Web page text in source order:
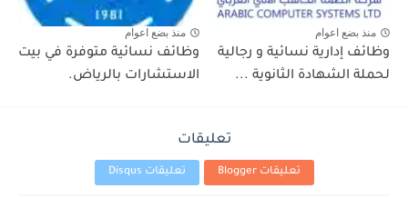
منذ بضع اعوام
وظائف إدارية نسائية و رجالية
لحملة الشهادة الثانوية ...
منذ بضع اعوام
وظائف نسائية متوفرة في بيت
الاستشارات بالرياض.
تعليقات
تعليقات Blogger تعليقات Disqus